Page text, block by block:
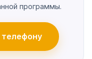
программы.